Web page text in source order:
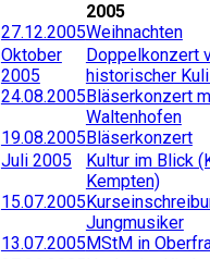
2005
27.12.2005Weihnachten
Oktober
2005
Doppelkonzert
historischer
24.08.2005Bläserkonzert
Waltenhofen
19.08.2005Bläserkonzert
Juli 2005
Kultur im Blick
Kempten)
15.07.2005
Jungmusiker
13.07.2005MStM in